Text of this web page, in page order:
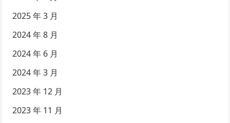
2025 年 3 月
2024 年 8 月
2024 年 6 月
2024 年 3 月
2023 年 12 月
2023 年 11 月